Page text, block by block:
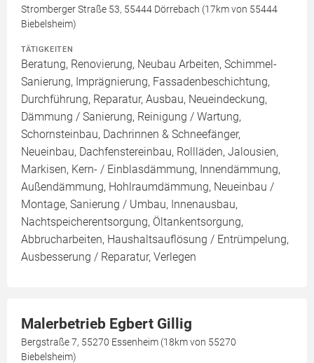
Stromberger Straße 53, 55444 Dörrebach (17km von 55444
Biebelsheim)
TÄTIGKEITEN
Beratung, Renovierung, Neubau Arbeiten, Schimmel-
Sanierung, Imprägnierung, Fassadenbeschichtung,
Durchführung, Reparatur, Ausbau, Neueindeckung,
Dämmung / Sanierung, Reinigung / Wartung,
Schornsteinbau, Dachrinnen & Schneefänger,
Neueinbau, Dachfenstereinbau, Rollläden, Jalousien,
Markisen, Kern- / Einblasdämmung, Innendämmung,
Außendämmung, Hohlraumdämmung, Neueinbau /
Montage, Sanierung / Umbau, Innenausbau,
Nachtspeicherentsorgung, Öltankentsorgung,
Abbrucharbeiten, Haushaltsauflösung / Entrümpelung,
Ausbesserung / Reparatur, Verlegen
Malerbetrieb Egbert Gillig
Bergstraße 7, 55270 Essenheim (18km von 55270
Biebelsheim)